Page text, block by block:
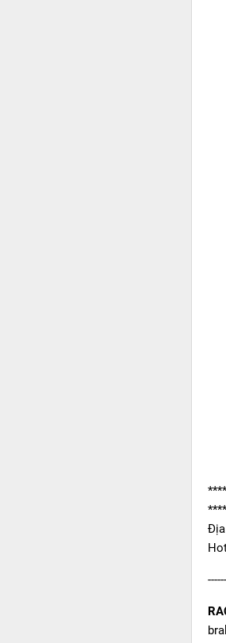
Địa